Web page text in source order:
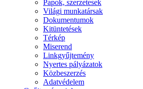
Papok, szerzetesek
Világi munkatársak
Dokumentumok
Kitüntetések
Térkép
Miserend
Linkgyűjtemény
Nyertes pályázatok
Közbeszerzés
Adatvédelem